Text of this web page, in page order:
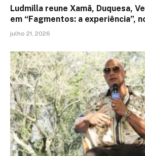
Ludmilla reune Xamã, Duquesa,
em “Fagmentos: a experiência”,
julho 21, 2026